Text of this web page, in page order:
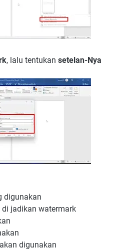
, lalu tentukan setelan-Nya
digunakan
jadikan watermark
digunakan